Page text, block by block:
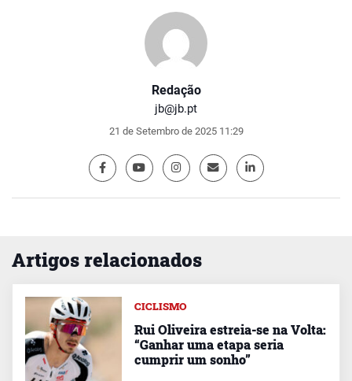
Redação
jb@jb.pt
21 de Setembro de 2025 11:29
Artigos relacionados
CICLISMO
Rui Oliveira estreia-se na Volta:
“Ganhar uma etapa seria
cumprir um sonho”